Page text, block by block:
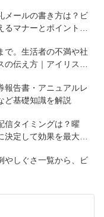
メールの書き方は？ビ
マナーとポイントを
で。生活者の不満や社
伝え方｜アイリスオ
報告書・アニュアルレ
ど基礎知識を解説
信タイミングは？曜
定して効果を最大化
やしぐさ一覧から、ビ